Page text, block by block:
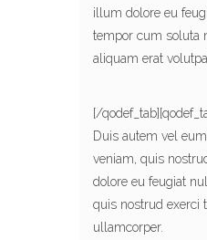
illum dolore eu
tempor cum soluta
aliquam erat
[/
Duis autem vel
veniam, quis
dolore eu feugiat
quis nostrud exerci
ullamcorper.